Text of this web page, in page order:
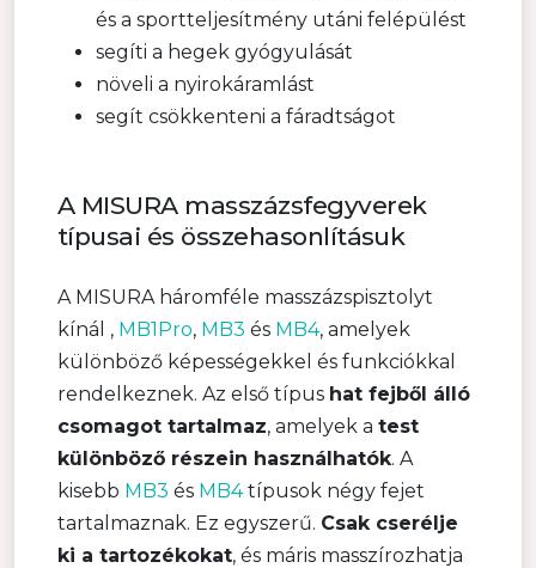
és a sportteljesítmény utáni felépülést
segíti a hegek gyógyulását
növeli a nyirokáramlást
segít csökkenteni a fáradtságot
A MISURA masszázsfegyverek
típusai és összehasonlításuk
A MISURA háromféle masszázspisztolyt
kínál , MB1Pro, MB3 és MB4, amelyek
különböző képességekkel és funkciókkal
rendelkeznek. Az első típus hat fejből álló
csomagot tartalmaz, amelyek a test
különböző részein használhatók. A
kisebb MB3 és MB4típusok négy fejet
tartalmaznak. Ez egyszerű. Csak cserélje
ki a tartozékokat, és máris masszírozhatja